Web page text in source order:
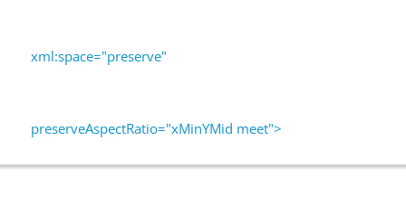
xml:space="preserve"
preserveAspectRatio="xMinYMid meet">